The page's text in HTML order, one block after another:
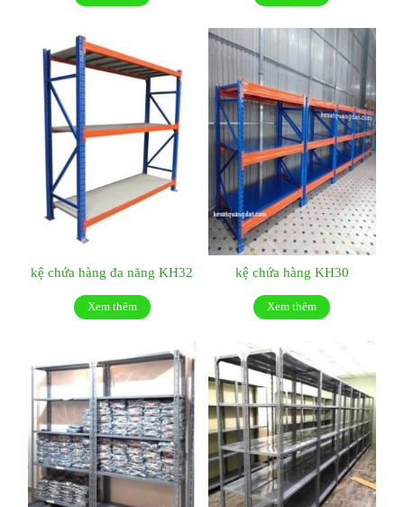
kệ chứa hàng đa năng KH32
Xem thêm
kệ chứa hàng KH30
Xem thêm